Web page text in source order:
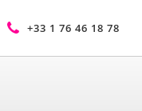
+33 1 76 46 18 78